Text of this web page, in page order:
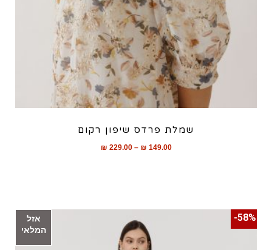
שמלת פרדס שיפון רקום
₪ 149.00
–
₪ 229.00
אזל
המלאי
58%-